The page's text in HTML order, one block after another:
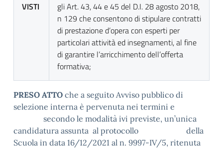
VISTI
gli Art. 43, 44 e 45 del D.I. 28 agosto 2018,
n 129 che consentono di stipulare contratti
di prestazione d’opera con esperti per
particolari attività ed insegnamenti, al fine
di garantire l’arricchimento dell’offerta
formativa;
PRESO ATTO che a seguito Avviso pubblico di
selezione interna è pervenuta nei termini e
secondo le modalità ivi previste, un’unica
candidatura assunta al protocollo della
Scuola in data 16/12/2021 al n. 9997-IV/5, ritenuta